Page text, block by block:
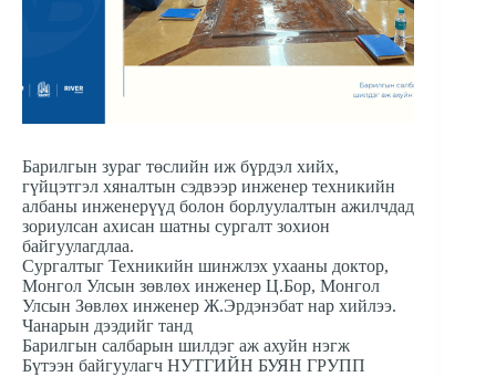
Барилгын зураг төслийн иж бүрдэл хийх,
гүйцэтгэл хяналтын сэдвээр инженер техникийн
албаны инженерүүд болон борлуулалтын ажилчдад
зориулсан ахисан шатны сургалт зохион
байгуулагдлаа.
Сургалтыг Техникийн шинжлэх ухааны доктор,
Монгол Улсын зөвлөх инженер Ц.Бор, Монгол
Улсын Зөвлөх инженер Ж.Эрдэнэбат нар хийлээ.
Чанарын дээдийг танд
Барилгын салбарын шилдэг аж ахуйн нэгж
Бүтээн байгуулагч НУТГИЙН БУЯН ГРУПП